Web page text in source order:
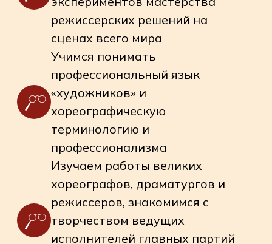
А главное...
Экскурсии за кулисы
Узнать, как рождается спектакль,
декорации и его герои
Встречи со звездными артистами
Поговорить с теми, кто создает
и анализирует театральный процесс.
Коллективные посещения самых
лучших и разных театров России
Увидеть результат долгой подготовки
и упорного труда в живую